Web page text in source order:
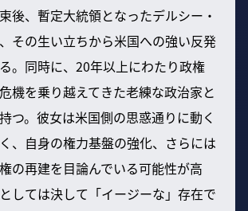
後、暫定大統領となったデルシー・
その生い立ちから米国への強い反発
。同時に、20年以上にわたり政権
機を乗り越えてきた老練な政治家と
つ。彼女は米国側の思惑通りに動く
く、自身の権力基盤の強化、さらには
の再建を目論んでいる可能性が高
しては決して「イージーな」存在で